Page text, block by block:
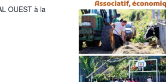
OUEST à la